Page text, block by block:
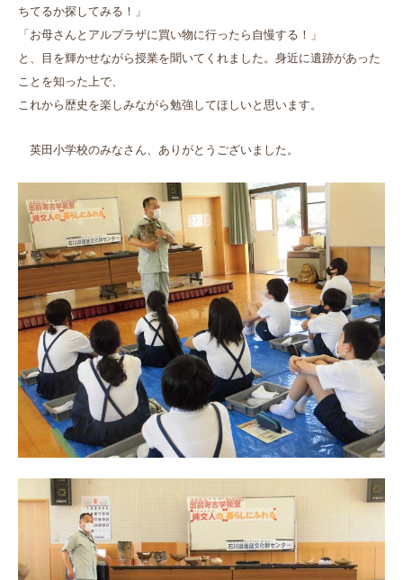
ちてるか探してみる！」
「お母さんとアルプラザに買い物に行ったら自慢する！」
と、目を輝かせながら授業を聞いてくれました。身近に遺跡があった
ことを知った上で、
これから歴史を楽しみながら勉強してほしいと思います。
英田小学校のみなさん、ありがとうございました。